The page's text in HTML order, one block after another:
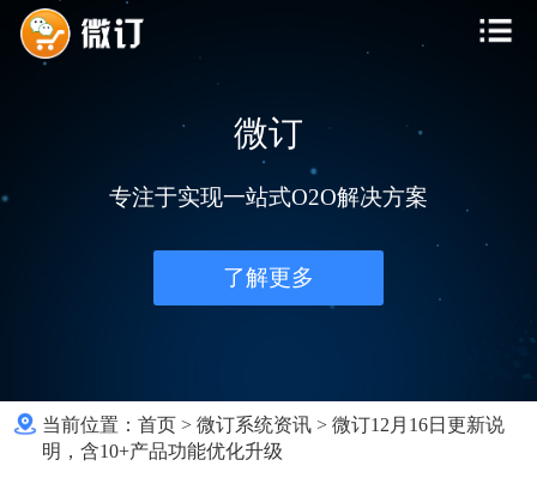
微订
专注于实现一站式O2O解决方案
了解更多
当前位置：首页 >微订系统资讯 >微订12月16日更新说
明，含10+产品功能优化升级